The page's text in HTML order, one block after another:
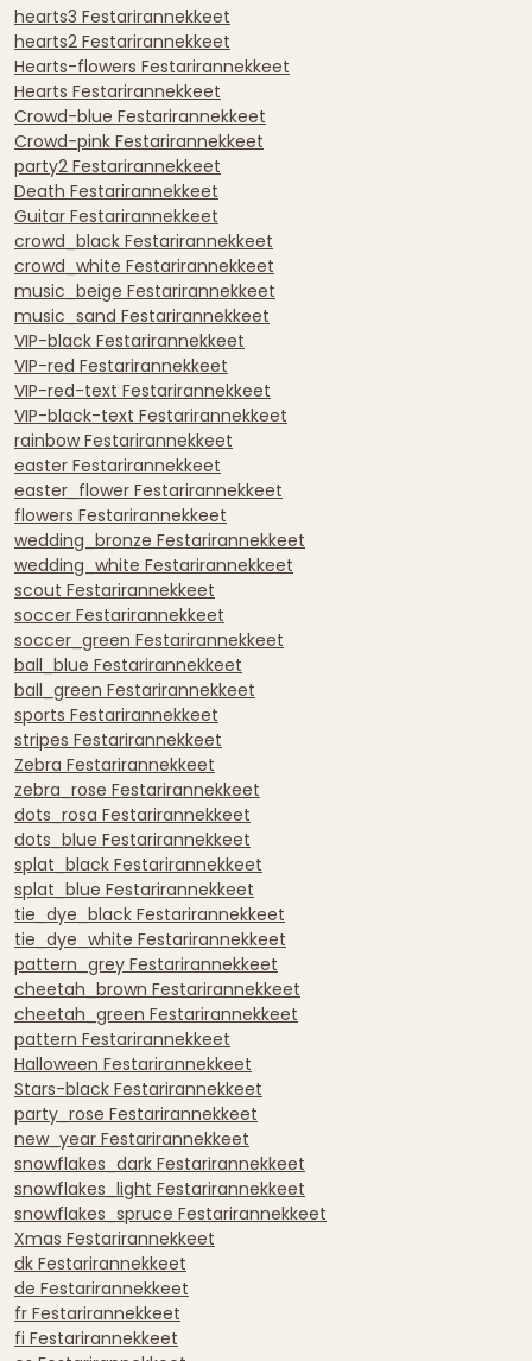
hearts3 Festarirannekkeet
hearts2 Festarirannekkeet
Hearts-flowers Festarirannekkeet
Hearts Festarirannekkeet
Crowd-blue Festarirannekkeet
Crowd-pink Festarirannekkeet
party2 Festarirannekkeet
Death Festarirannekkeet
Guitar Festarirannekkeet
crowd_black Festarirannekkeet
crowd_white Festarirannekkeet
music_beige Festarirannekkeet
music_sand Festarirannekkeet
VIP-black Festarirannekkeet
VIP-red Festarirannekkeet
VIP-red-text Festarirannekkeet
VIP-black-text Festarirannekkeet
rainbow Festarirannekkeet
easter Festarirannekkeet
easter_flower Festarirannekkeet
flowers Festarirannekkeet
wedding_bronze Festarirannekkeet
wedding_white Festarirannekkeet
scout Festarirannekkeet
soccer Festarirannekkeet
soccer_green Festarirannekkeet
ball_blue Festarirannekkeet
ball_green Festarirannekkeet
sports Festarirannekkeet
stripes Festarirannekkeet
Zebra Festarirannekkeet
zebra_rose Festarirannekkeet
dots_rosa Festarirannekkeet
dots_blue Festarirannekkeet
splat_black Festarirannekkeet
splat_blue Festarirannekkeet
tie_dye_black Festarirannekkeet
tie_dye_white Festarirannekkeet
pattern_grey Festarirannekkeet
cheetah_brown Festarirannekkeet
cheetah_green Festarirannekkeet
pattern Festarirannekkeet
Halloween Festarirannekkeet
Stars-black Festarirannekkeet
party_rose Festarirannekkeet
new_year Festarirannekkeet
snowflakes_dark Festarirannekkeet
snowflakes_light Festarirannekkeet
snowflakes_spruce Festarirannekkeet
Xmas Festarirannekkeet
dk Festarirannekkeet
de Festarirannekkeet
fr Festarirannekkeet
fi Festarirannekkeet